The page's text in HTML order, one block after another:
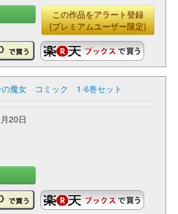
この作品をアラート登録
(プレミアムユーザー限定)
の魔女 コミック 1-6巻セット
20日